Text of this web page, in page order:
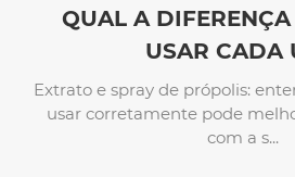
QUAL A
USAR CADA
Extrato e spray de própolis:
usar corretamente pode
com a s...